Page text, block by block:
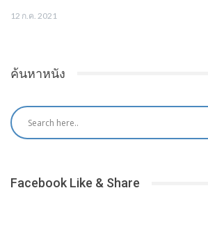
12 ก.ค. 2021
ค้นหาหนัง
Facebook Like & Share